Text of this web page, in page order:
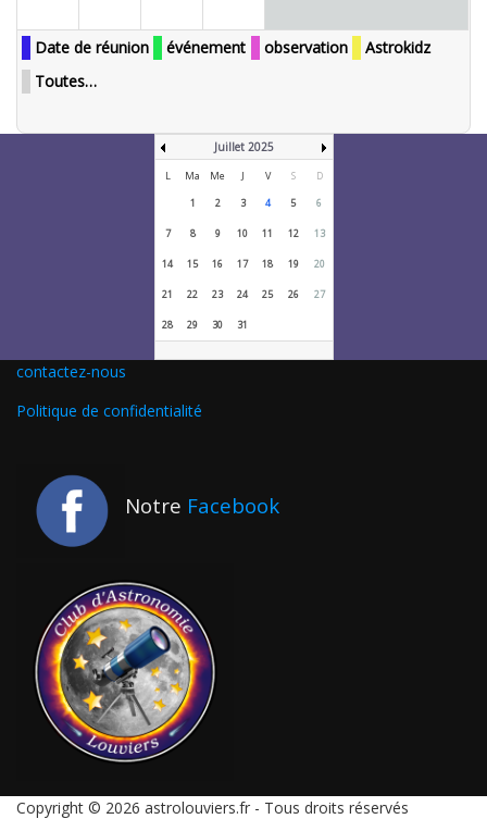
Date de réunion événement observation
Astrokidz
Toutes…
Juillet 2025
L Ma Me J V S
D
1
2 3 4 5 6
7 8 9 10 11 12 13
14 15 16 17 18 19 20
21 22 23 24 25 26 27
28 29 30 31
contactez-nous
Politique de confidentialité
Notre Facebook
Copyright © 2026 astrolouviers.fr - Tous droits réservés